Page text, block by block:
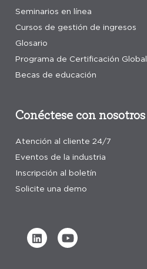
Seminarios en línea
Cursos de gestión de ingresos
Glosario
Programa de Certificación Global
Becas de educación
Conéctese con nosotros
Atención al cliente 24/7
Eventos de la industria
Inscripción al boletín
Solicite una demo